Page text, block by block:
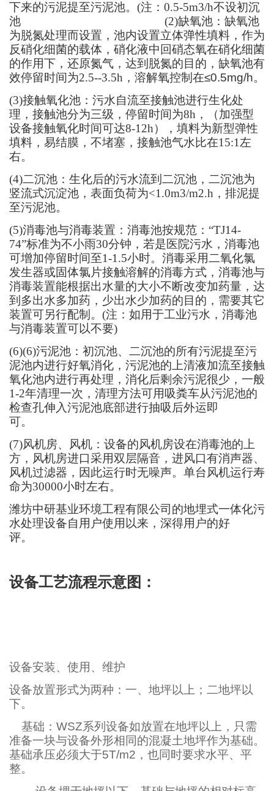
下来的污泥提至污泥池。(注：0.5-5m3/h不设初沉
池
(2)缺氧池：缺氧池
为脱氮处理而设置，池内设置立体弹性填料，作为
反硝化细菌的载体，硝化液中回硝态氧在硝化细菌
的作用下，还原氮气，达到脱氮的目的，缺氧池有
效停留时间为2.5--3.5h，溶解氧控制在≤0.5mg/h。
(3)接触氧化池： 污水自流至接触池进行生化处
理，接触池分为三级，停留时间为8h ， （加强型
设备接触氧化时间可达8-12h） ，填料为新型弹性
填料，易结膜，不堵塞，接触池气水比在1 5:1左
右。
(4)二沉池：生化后的污水流到二沉池，二沉池为
竖流式沉淀池， 表面负荷为<1.0m3/m2.h ，排泥提
至污泥池。
(5)消毒池与消毒装置：消毒池按规范：“TJ14-
74”标准为不小雨30分钟，若是医院污水，消毒池
可增加停留时间至1-1.5小时。 消毒采用二氧化氯
发生器或固体氯片接触溶解的消毒方式，消毒池与
消毒装置能根据出水量的大小不断改变加药量，达
到多出水多加药，少出水少加药的目的，需要其它
装置可另行配制。(注：如用于工业污水，消毒池
与消毒装置可以不要)
(6)(6)污泥池：初沉池、二沉池的所有污泥提至污
泥池内进行好氧消化，污泥池的上清液加流至接触
氧化池内进行再处理，消化后剩余污泥很少，一般
1-2年清理一次，清理方法可用吸粪车从污泥池的
检查孔伸入污泥池底部进行抽吸后外运即
可。
(7)风机房、风机：设备的风机房设在消毒池的上
方，风机房进口采用双层隔音，进风口有消声器、
风机过滤器，因此运行时无噪声。单台风机运行寿
命为30000小时左右。
潍坊中研基业环境工程有限公司的地埋式一体化污
水处理设备自用户使用以来，深得用户的好
评。
设备工艺流程示意图：
设备安装、使用、维护
设备放置形式为两种：一、地坪以上；二地坪以
下。
基础： WSZ系列设备如放置在地坪以上，只需
准备一块与设备外形相同的混凝土地坪作为基础。
基础承压必须大于5T/m2 ，也同时要求水平、平
整。